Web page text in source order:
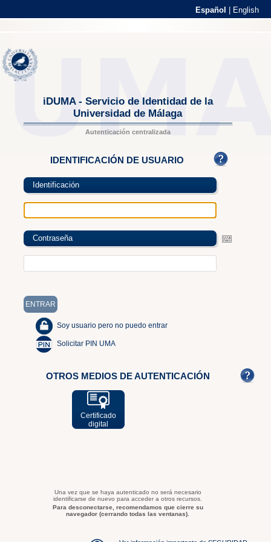
Español English
iDUMA - Servicio de Identidad de la
Universidad de Málaga
Autenticación centralizada
IDENTIFICACIÓN DE USUARIO
Identificación
Contraseña
Soy usuario pero no puedo entrar
Solicitar PIN UMA
OTROS MEDIOS DE AUTENTICACIÓN
Certificado
digital
Una vez que se haya autenticado no será necesario
identificarse de nuevo para acceder a otros recursos.
Para desconectarse, recomendamos que cierre su
navegador (cerrando todas las ventanas).